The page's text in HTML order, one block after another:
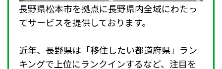
長野県松本市を拠点に長野県内全域にわたっ
てサービスを提供しております。
近年、長野県は「移住したい都道府県」ラン
キングで上位にランクインするなど、注目を